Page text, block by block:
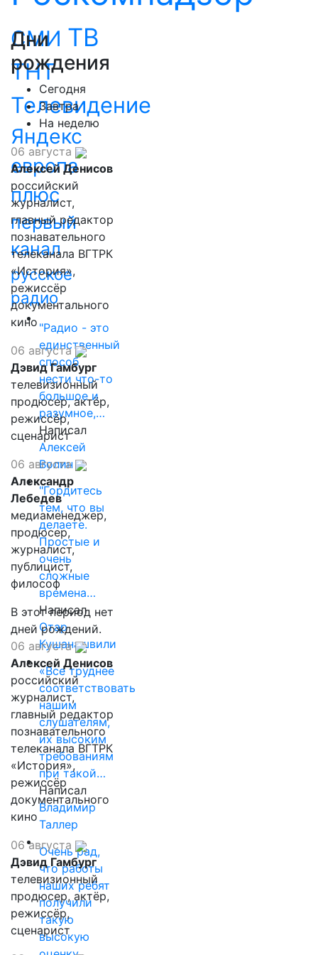
СМИ ТВ
ТНТ
Телевидение
Яндекс
европа
плюс
первый
канал
русское
радио
"Радио - это
единственный
способ
нести что-то
большое и
разумное,…
Написал
Алексей
Волин
"Гордитесь
тем, что вы
делаете.
Простые и
очень
сложные
времена…
Написал
Отар
Кушанашвили
«Все труднее
соответствовать
нашим
слушателям,
их высоким
требованиям
при такой…
Написал
Владимир
Таллер
Очень рад,
что работы
наших ребят
получили
такую
высокую
Дни
рождения
Сегодня
Завтра
На неделю
06 августа
Алексей Денисов
российский
журналист,
главный редактор
познавательного
телеканала ВГТРК
«История»,
режиссёр
документального
кино
06 августа
Дэвид Гамбург
телевизионный
продюсер, актёр,
режиссёр,
сценарист
06 августа
Александр
Лебедев
медиаменеджер,
продюсер,
журналист,
публицист,
философ
В этот период нет
дней рождений.
06 августа
Алексей Денисов
российский
журналист,
главный редактор
познавательного
телеканала ВГТРК
«История»,
режиссёр
документального
кино
06 августа
Дэвид Гамбург
телевизионный
продюсер, актёр,
режиссёр,
сценарист